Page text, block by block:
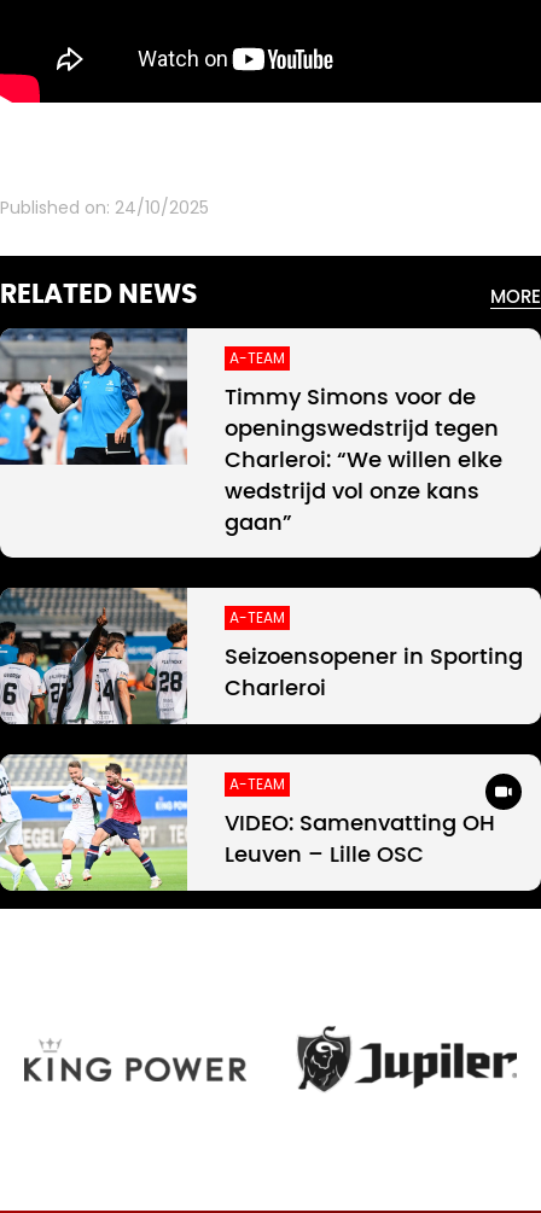
Published on: 24/10/2025
RELATED NEWS MORE
A-TEAM
Timmy Simons voor de
openingswedstrijd tegen
Charleroi: “We willen elke
wedstrijd vol onze kans
gaan”
A-TEAM
Seizoensopener in Sporting
Charleroi
A-TEAM
VIDEO: Samenvatting OH
Leuven – Lille OSC